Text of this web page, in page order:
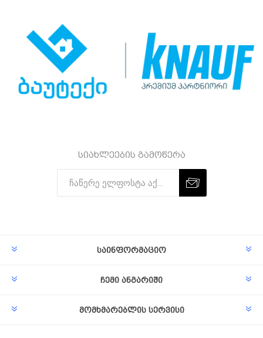
სიახლეების გამოწერა
საინფორმაციო
ჩემი ანგარიში
მომხმარებლის სერვისი